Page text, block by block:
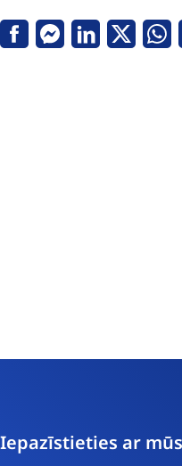
FacebookMessenger
LinkedinTwitter
Iepazīstieties ar